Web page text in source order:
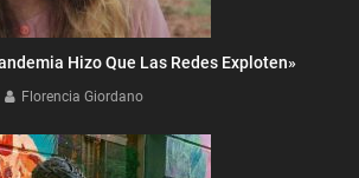
Hizo Que Las Redes Exploten»
Florencia Giordano